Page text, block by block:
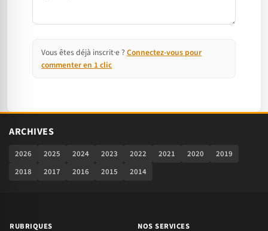
Vous êtes déjà inscrit·e ? Connectez-vous pour
commenter en 1 clic
ARCHIVES
2026 2025 2024 2023 2022 2021 2020
2019
2018
2017 2016 2015 2014
RUBRIQUES
NOS SERVICES